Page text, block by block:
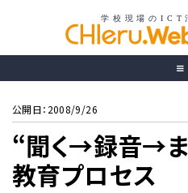
公開日：2008/9/26
“聞く→録音→
教育プロセス